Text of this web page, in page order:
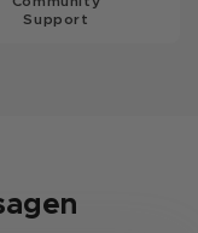
Support